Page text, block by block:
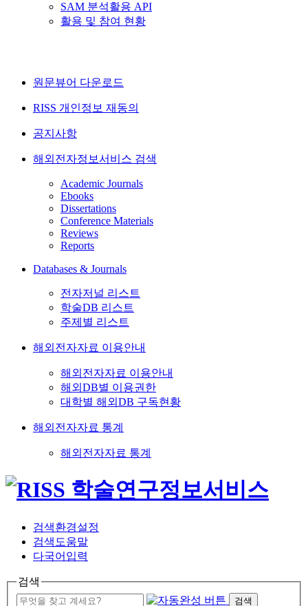
SAM 분석활용 API
활용 및 참여 현황
원문뷰어 다운로드
RISS 개인정보 재동의
공지사항
해외전자정보서비스 검색
Academic Journals
Ebooks
Dissertations
Conference Materials
Reviews
Reports
Databases & Journals
전자저널 리스트
학술DB 리스트
주제별 리스트
해외전자자료 이용안내
해외전자자료 이용안내
해외DB별 이용권한
대학별 해외DB 구독현황
해외전자자료 통계
해외전자자료 통계
검색환경설정
검색도움말
다국어입력
검색
검색